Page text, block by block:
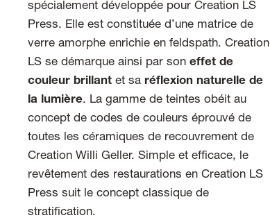
spécialement développée pour Creation LS
Press. Elle est constituée d’une matrice de
verre amorphe enrichie en feldspath. Creation
LS se démarque ainsi par son effet de
couleur brillant et sa réflexion naturelle de
la lumière. La gamme de teintes obéit au
concept de codes de couleurs éprouvé de
toutes les céramiques de recouvrement de
Creation Willi Geller. Simple et efficace, le
revêtement des restaurations en Creation LS
Press suit le concept classique de
stratification.